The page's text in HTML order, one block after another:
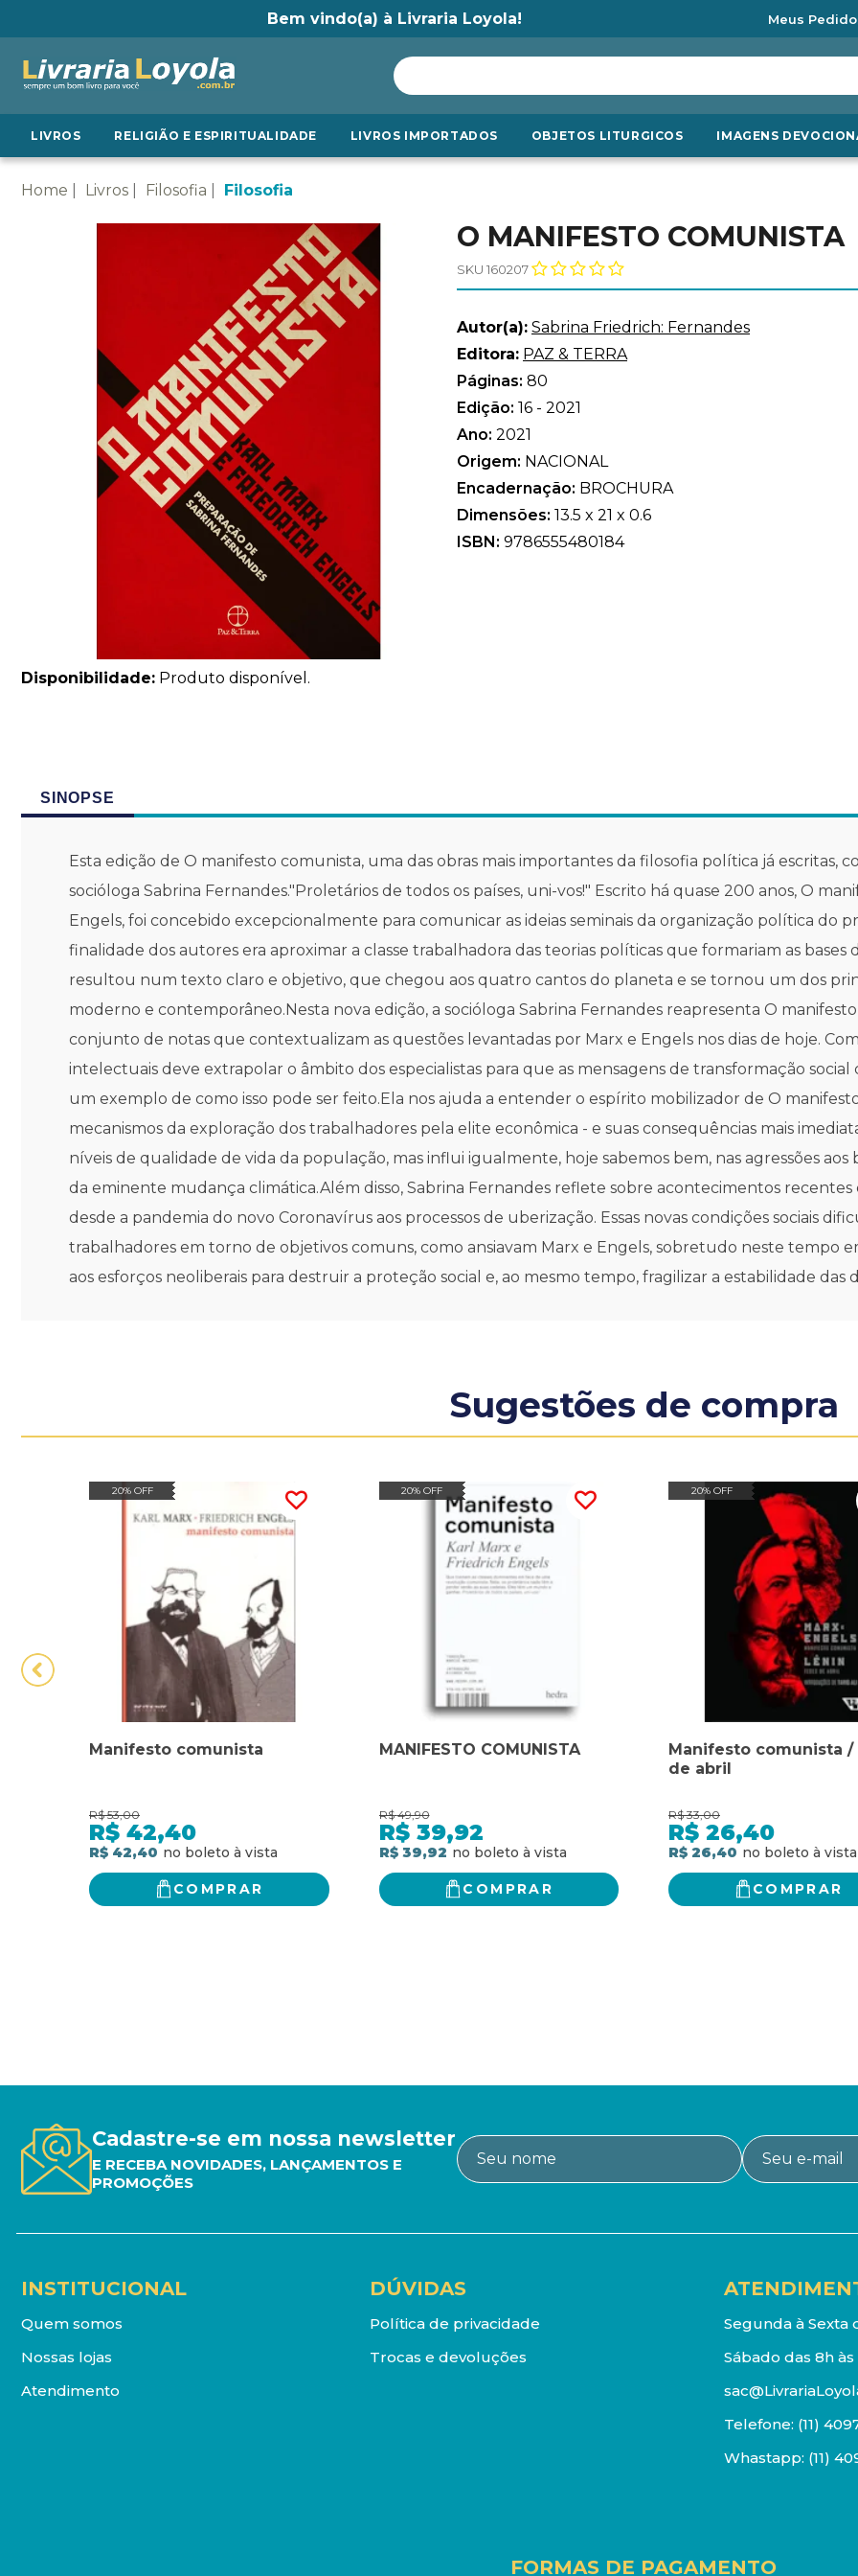
Bem vindo(a) à Livraria Loyola! Meus
LIVROS RELIGIÃO E ESPIRITUALIDADE LIVROS IMPORTADOS OBJETOS LITURGICOS IMAGENS
Home Livros Filosofia Filosofia
Disponibilidade: Produto disponível.
O MANIFESTO COMUNISTA
SKU 160207
Autor(a): Sabrina Friedrich: Fernandes
Editora: PAZ & TERRA
Páginas: 80
Edição: 16 - 2021
Ano: 2021
Origem: NACIONAL
Encadernação: BROCHURA
Dimensões: 13.5 x 21 x 0.6
ISBN: 9786555480184
SINOPSE
Esta edição de O manifesto comunista, uma das obras mais importantes da filosofia política já escritas,
socióloga Sabrina Fernandes."Proletários de todos os países, uni-vos!" Escrito há quase 200 anos, O
Engels, foi concebido excepcionalmente para comunicar as ideias seminais da organização política do
finalidade dos autores era aproximar a classe trabalhadora das teorias políticas que formariam as
resultou num texto claro e objetivo, que chegou aos quatro cantos do planeta e se tornou um dos
moderno e contemporâneo.Nesta nova edição, a socióloga Sabrina Fernandes reapresenta O
conjunto de notas que contextualizam as questões levantadas por Marx e Engels nos dias de hoje.
intelectuais deve extrapolar o âmbito dos especialistas para que as mensagens de transformação social
um exemplo de como isso pode ser feito.Ela nos ajuda a entender o espírito mobilizador de O
mecanismos da exploração dos trabalhadores pela elite econômica - e suas consequências mais
níveis de qualidade de vida da população, mas influi igualmente, hoje sabemos bem, nas agressões
da eminente mudança climática.Além disso, Sabrina Fernandes reflete sobre acontecimentos
desde a pandemia do novo Coronavírus aos processos de uberização. Essas novas condições sociais
trabalhadores em torno de objetivos comuns, como ansiavam Marx e Engels, sobretudo neste tempo
aos esforços neoliberais para destruir a proteção social e, ao mesmo tempo, fragilizar a estabilidade das
Sugestões de compra
20% OFF
Manifesto comunista
R$ 53,00
R$ 42,40
R$ 42,40
COMPRAR
20% OFF
MANIFESTO COMUNISTA
R$ 49,90
R$ 39,92
R$ 39,92
COMPRAR
20% OFF
Manifesto comunista /
de abril
R$ 33,00
R$ 26,40
R$ 26,40
COMPRAR
Cadastre-se em nossa newsletter
E RECEBA NOVIDADES, LANÇAMENTOS E
PROMOÇÕES
INSTITUCIONAL
Quem somos
Nossas lojas
Atendimento
DÚVIDAS
Política de privacidade
Trocas e devoluções
Segunda à Sexta
Sábado das 8h às
Telefone: (11)
Whastapp: (11)
FORMAS DE PAGAMENTO